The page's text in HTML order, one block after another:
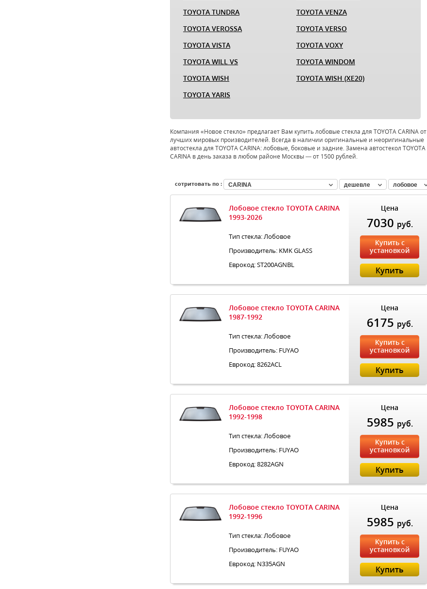
TOYOTA TUNDRA
TOYOTA VENZA
TOYOTA VEROSSA
TOYOTA VERSO
TOYOTA VISTA
TOYOTA VOXY
TOYOTA WILL VS
TOYOTA WINDOM
TOYOTA WISH
TOYOTA WISH (XE20)
TOYOTA YARIS
Компания «Новое стекло» предлагает Вам купить лобовые стекла для TOYOTA CARINA от
лучших мировых производителей. Всегда в наличии оригинальные и неоригинальные
автостекла для TOYOTA CARINA: лобовые, боковые и задние. Замена автостекол TOYOTA
CARINA в день заказа в любом районе Москвы — от 1500 рублей.
сотритовать по : CARINA дешевле лобовое
Лобовое стекло TOYOTA CARINA
1993-2026
Тип стекла: Лобовое
Производитель: KMK GLASS
Еврокод: ST200AGNBL
Цена
7030 руб.
Купить с
установкой
Купить
Лобовое стекло TOYOTA CARINA
1987-1992
Тип стекла: Лобовое
Производитель: FUYAO
Еврокод: 8262ACL
Цена
6175 руб.
Купить с
установкой
Купить
Лобовое стекло TOYOTA CARINA
1992-1998
Тип стекла: Лобовое
Производитель: FUYAO
Еврокод: 8282AGN
Цена
5985 руб.
Купить с
установкой
Купить
Лобовое стекло TOYOTA CARINA
1992-1996
Тип стекла: Лобовое
Производитель: FUYAO
Еврокод: N335AGN
Цена
5985 руб.
Купить с
установкой
Купить